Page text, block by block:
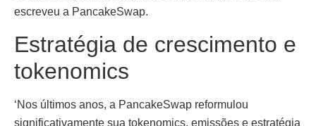
escreveu a PancakeSwap.
Estratégia de crescimento e
tokenomics
‘Nos últimos anos, a PancakeSwap reformulou
significativamente sua tokenomics, emissões e estratégia